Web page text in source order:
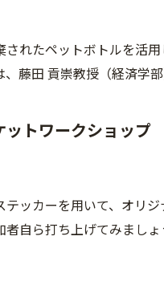
れたペットボトルを活
藤田 貢崇教授（経済学
トワークショップ
テッカーを用いて、オリ
者自ら打ち上げてみまし